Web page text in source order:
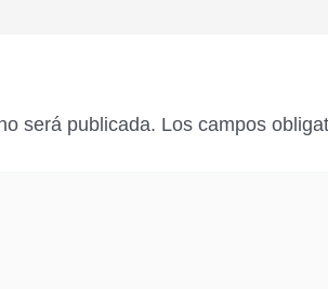
será publicada. Los campos